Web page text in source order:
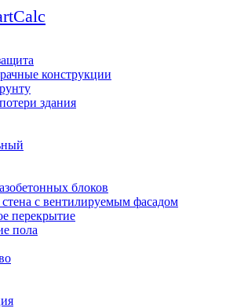
конструкции
здания
блоков
стена с вентилируемым фасадом
перекрытие
пола